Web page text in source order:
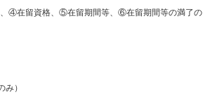
④在留資格、⑤在留期間等、⑥在留期間等の満了の
）